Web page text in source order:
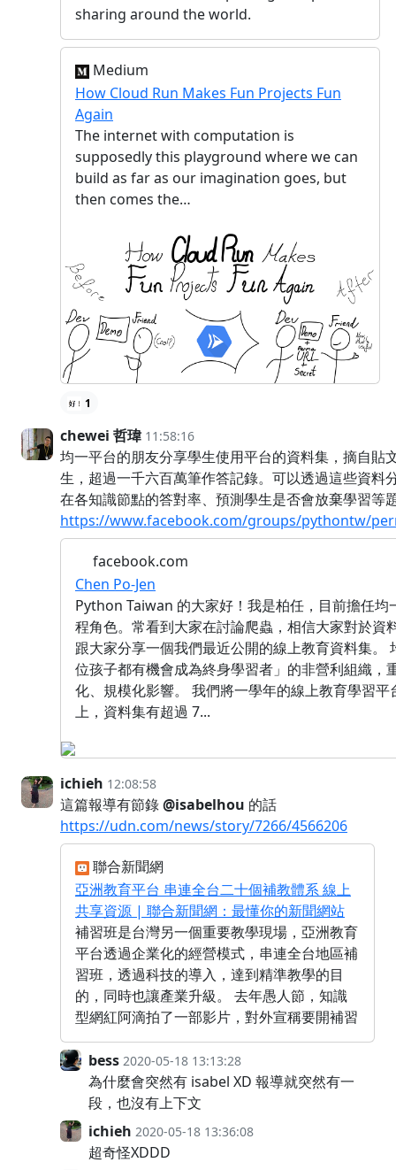
sharing around the world.
Medium
How Cloud Run Makes Fun Projects Fun
Again
The internet with computation is
supposedly this playground where we can
build as far as our imagination goes, but
then comes the…
1
chewei 哲瑋 11:58:16
均一平台的朋友分享學生使用平台的資料集，摘自貼
生，超過一千六百萬筆作答記錄。可以透過這些資料
在各知識節點的答對率、預測學生是否會放棄學習等
https://www.facebook.com/groups/pythontw/
facebook.com
Chen Po-Jen
Python Taiwan 的大家好！我是柏任，目前擔任均
程角色。常看到大家在討論爬蟲，相信大家對於資
跟大家分享一個我們最近公開的線上教育資料集。
位孩子都有機會成為終身學習者」的非營利組織，
化、規模化影響。 我們將一學年的線上教育學習
上，資料集有超過 7...
ichieh 12:08:58
這篇報導有節錄@isabelhou 的話
https://udn.com/news/story/7266/4566206
聯合新聞網
亞洲教育平台 串連全台二十個補教體系 線上
共享資源 | 聯合新聞網：最懂你的新聞網站
補習班是台灣另一個重要教學現場，亞洲教育
平台透過企業化的經營模式，串連全台地區補
習班，透過科技的導入，達到精準教學的目
的，同時也讓產業升級。 去年愚人節，知識
型網紅阿滴拍了一部影片，對外宣稱要開補習
bess 2020-05-18 13:13:28
為什麼會突然有 isabel XD 報導就突然有一
段，也沒有上下文
ichieh 2020-05-18 13:36:08
超奇怪XDDD